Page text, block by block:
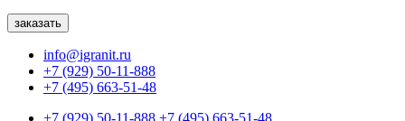
info@igranit.ru
+7 (929) 50-11-888
+7 (495) 663-51-48
+7 (929) 50-11-888 +7 (495) 663-51-48